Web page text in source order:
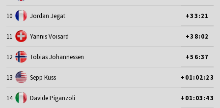
10 Jordan Jegat +33:21
11 Yannis Voisard +38:02
12 Tobias Johannessen +56:37
13 Sepp Kuss +01:02:23
14 Davide Piganzoli +01:03:43